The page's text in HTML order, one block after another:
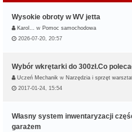
Wysokie obroty w WV jetta
Karol… w Pomoc samochodowa
2026-07-20, 20:57
Wybór wkrętarki do 300zł.Co
Uczeń Mechanik w Narzędzia i sprzęt
2017-01-24, 15:54
Własny system inwentaryzacji
garażem